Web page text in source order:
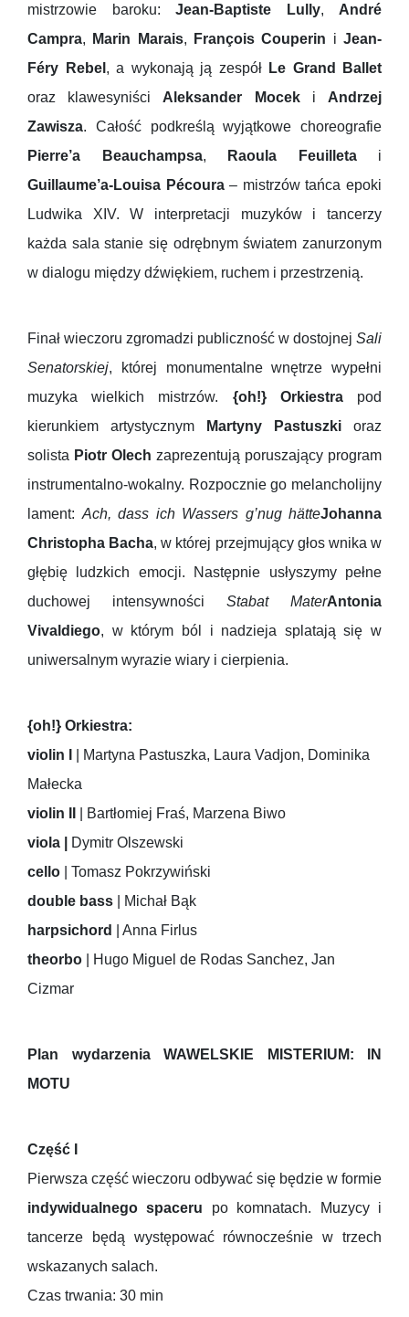
mistrzowie baroku: Jean-Baptiste Lully, André
Campra, Marin Marais, François Couperin iJean-
Féry Rebel , a wykonają ją zespół Le Grand Ballet
oraz klawesyniści Aleksander Moceki Andrzej
Zawisza. Całość podkreślą wyjątkowe choreografie
Pierre’a Beauchampsa, Raoula Feuilletai
Guillaume’a-Louisa Pécoura– mistrzów tańca epoki
Ludwika XIV. W interpretacji muzyków i tancerzy
każda sala stanie się odrębnym światem zanurzonym
w dialogu między dźwiękiem, ruchem i przestrzenią.
Finał wieczoru zgromadzi publiczność w dostojnej Sali
Senatorskiej, której monumentalne wnętrze wypełni
muzyka wielkich mistrzów. {oh!} Orkiestrapod
kierunkiem artystycznym
Martyny Pastuszki oraz
solista Piotr Olech zaprezentują poruszający program
instrumentalno-wokalny. Rozpocznie go melancholijny
lament: Ach, dass ich Wassers g’nug hätteJohanna
Christopha Bacha, w której przejmujący głos wnika w
głębię ludzkich emocji. Następnie usłyszymy pełne
duchowej intensywności Stabat MaterAntonia
Vivaldiego, w którym ból i nadzieja splatają się w
uniwersalnym wyrazie wiary i cierpienia.
{oh!} Orkiestra:
violin I
| Martyna Pastuszka, Laura Vadjon, Dominika
Małecka
violin II
| Bartłomiej Fraś, Marzena Biwo
viola |
Dymitr Olszewski
cello | Tomasz Pokrzywiński
double bass | Michał Bąk
harpsichord
| Anna Firlus
theorbo | Hugo Miguel de Rodas Sanchez, Jan
Cizmar
Plan wydarzenia WAWELSKIE MISTERIUM: IN
MOTU
Część I
Pierwsza część wieczoru odbywać się będzie w formie
indywidualnego spaceru po komnatach. Muzycy i
tancerze będą występować równocześnie w trzech
wskazanych salach.
Czas trwania: 30 min